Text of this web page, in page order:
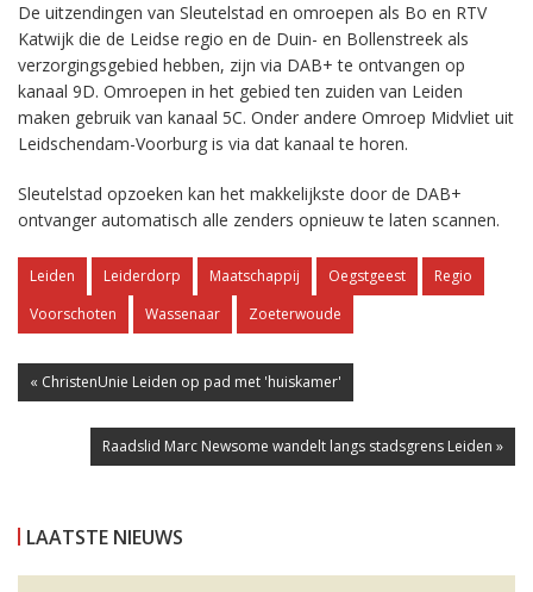
De uitzendingen van Sleutelstad en omroepen als Bo en RTV
Katwijk die de Leidse regio en de Duin- en Bollenstreek als
verzorgingsgebied hebben, zijn via DAB+ te ontvangen op
kanaal 9D. Omroepen in het gebied ten zuiden van Leiden
maken gebruik van kanaal 5C. Onder andere Omroep Midvliet uit
Leidschendam-Voorburg is via dat kanaal te horen.
Sleutelstad opzoeken kan het makkelijkste door de DAB+
ontvanger automatisch alle zenders opnieuw te laten scannen.
Leiden Leiderdorp Maatschappij Oegstgeest
Regio
Voorschoten
Wassenaar Zoeterwoude
« ChristenUnie Leiden op pad met 'huiskamer'
Raadslid Marc Newsome wandelt langs stadsgrens Leiden »
LAATSTE NIEUWS